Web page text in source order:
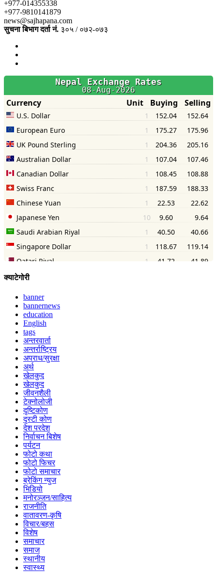
+977-014355338
+977-9810141879
news@sajhapana.com
सुचना बिभाग दर्ता नं. ३०५ / ०७२-०७३
क्याटेगोरी
banner
bannernews
education
English
tags
अन्तरवार्ता
अन्तर्राष्ट्रिय
अपराध/सुरक्षा
अर्थ
खेलकुद
खेलकुद
जीवनशैली
टेक्नोलोजी
दृष्टिकोण
दृस्टी कोण
देश परदेश
निर्वाचन बिशेष
पर्यटन
फोटो कथा
फोटो फिचर
फोटो समाचार
ब्रेकिंग न्युज
भिडियो
मनोरञ्जन/साहित्य
राजनीति
वातावरण-कृषि
विचार/बहस
विशेष
समाचार
समाज
स्थानीय
स्वास्थ्य